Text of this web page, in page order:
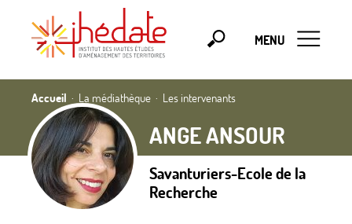
MENU
Accueil La médiathèque Les intervenants
ANGE ANSOUR
Savanturiers-Ecole de la
Recherche